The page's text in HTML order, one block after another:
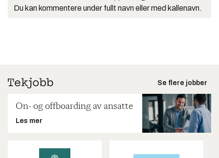
Du kan kommentere under fullt navn eller med kallenavn.
Se flere jobber
On- og offboarding av ansatte
Les mer